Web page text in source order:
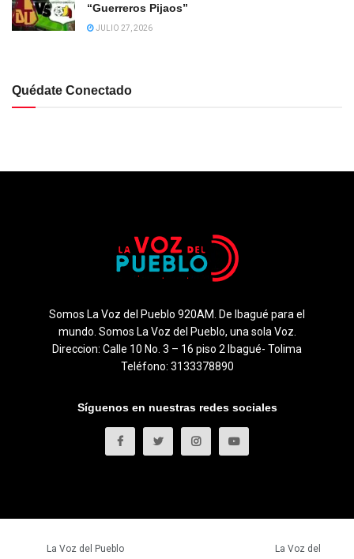
“Guerreros Pijaos”
JULIO 27, 2026
Quédate Conectado
Somos La Voz del Pueblo 920AM. De Ibagué para el
mundo. Somos La Voz del Pueblo, una sola Voz.
Direccion: Calle 10 No. 3 – 16 piso 2 Ibagué- Tolima
Teléfono: 3133378890
Síguenos en nuestras redes sociales
La Voz del Pueblo La Voz del